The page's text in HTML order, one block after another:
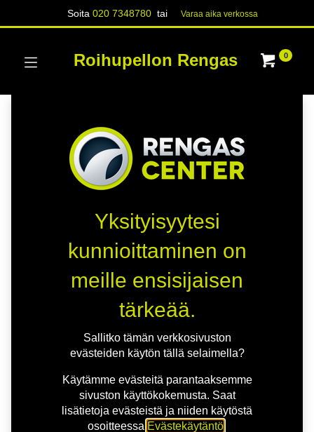
Soita020 7348780 tai Varaa aika verk​​​​ossa
Roihupellon Rengas 0
Yksityisyytesi
kunnioittaminen on
meille ensisijaisen
tärkeää.
Sallitko tämän verkkosivuston
evästeiden käytön tällä selaimella?
Käytämme evästeitä parantaaksemme
sivuston käyttökokemusta. Saat
lisätietoja evästeistä ja niiden käytöstä
osoitteessa Evästekäytäntö